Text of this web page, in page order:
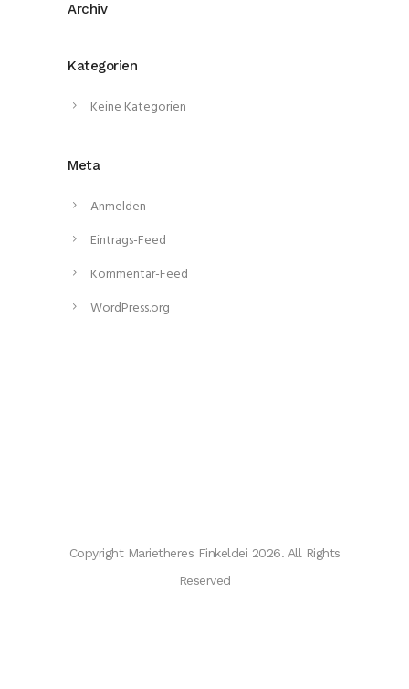
Archiv
Kategorien
Keine Kategorien
Meta
Anmelden
Eintrags-Feed
Kommentar-Feed
WordPress.org
Copyright Marietheres Finkeldei 2026. All Rights
Reserved